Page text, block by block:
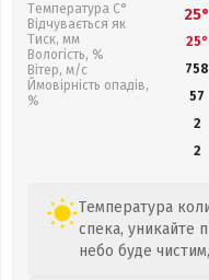
Температура С°
Відчувається як
Тиск, мм
Вологість, %
Вітер, м/с
Ймовірність опадів,
%
25°
25°
758
57
2
2
Температура
спека, уникайте
небо буде